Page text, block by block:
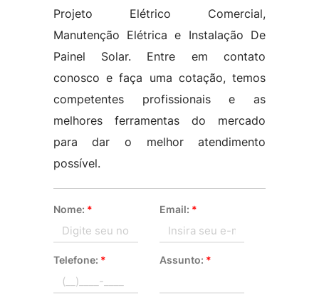
Projeto Elétrico Comercial,
Manutenção Elétrica e Instalação De
Painel Solar. Entre em contato
conosco e faça uma cotação, temos
competentes profissionais e as
melhores ferramentas do mercado
para dar o melhor atendimento
possível.
Nome: * Email: *
Telefone: * Assunto: *